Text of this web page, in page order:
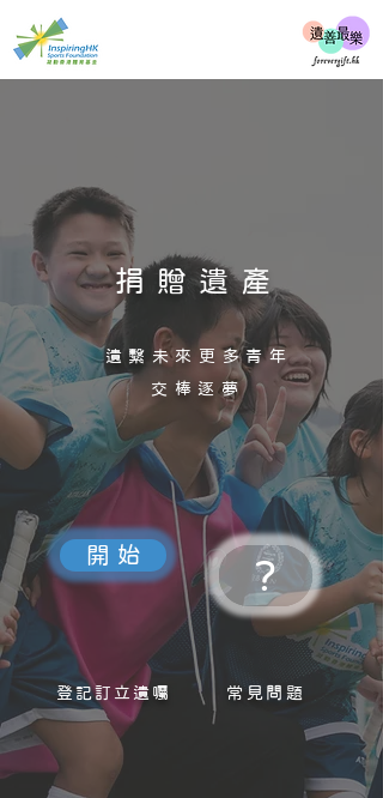
捐贈遺產
遺繫未來更多青年
開 始
登記訂立遺囑
交棒逐夢
?
常見問題